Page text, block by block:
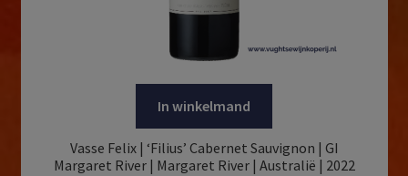
In winkelmand
Vasse Felix | ‘Filius’ Cabernet Sauvignon | GI
Margaret River | Margaret River | Australië | 2022